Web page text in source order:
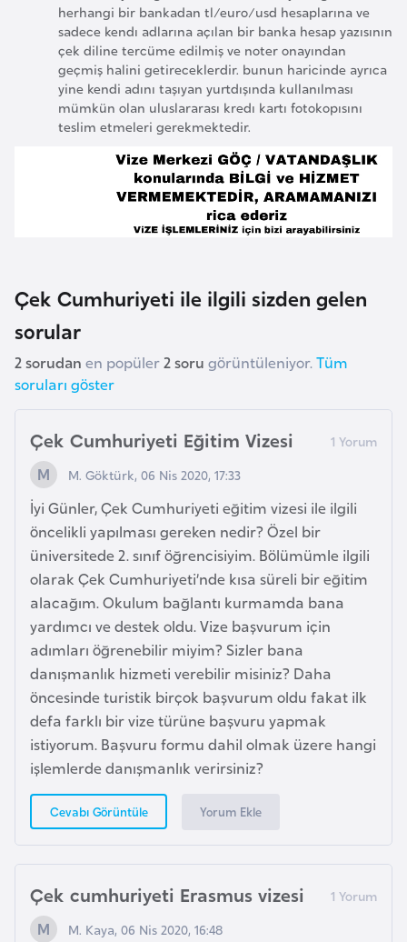
herhangi bir bankadan tl/euro/usd hesaplarına ve
sadece kendı adlarına açılan bir banka hesap yazısının
çek diline tercüme edilmiş ve noter onayından
geçmiş halini getireceklerdir. bunun haricinde ayrıca
yine kendi adını taşıyan yurtdışında kullanılması
mümkün olan uluslararası kredı kartı fotokopısını
teslim etmeleri gerekmektedir.
Çek Cumhuriyeti ile ilgili sizden gelen
sorular
2 sorudan en popüler2 soru görüntüleniyor. Tüm
soruları göster
Çek Cumhuriyeti Eğitim Vizesi
M. Göktürk, 06 Nis 2020, 17:33
İyi Günler, Çek Cumhuriyeti eğitim vizesi ile ilgili
öncelikli yapılması gereken nedir? Özel bir
üniversitede 2. sınıf öğrencisiyim. Bölümümle ilgili
olarak Çek Cumhuriyeti’nde kısa süreli bir eğitim
alacağım. Okulum bağlantı kurmamda bana
yardımcı ve destek oldu. Vize başvurum için
adımları öğrenebilir miyim? Sizler bana
danışmanlık hizmeti verebilir misiniz? Daha
öncesinde turistik birçok başvurum oldu fakat ilk
defa farklı bir vize türüne başvuru yapmak
istiyorum. Başvuru formu dahil olmak üzere hangi
işlemlerde danışmanlık verirsiniz?
Cevabı Görüntüle Yorum Ekle
Çek cumhuriyeti Erasmus vizesi
M. Kaya, 06 Nis 2020, 16:48
r
k
n
a
a
s
o
Ç
Ç
e
k
C
u
m
h
r
i
e
t